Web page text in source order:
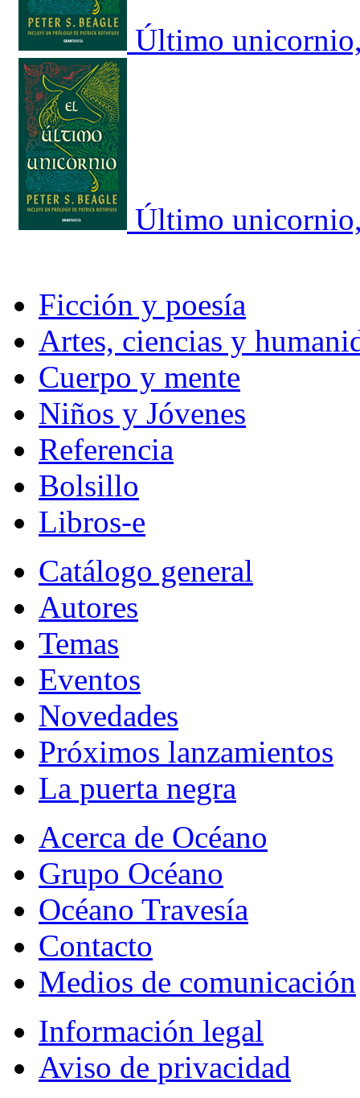
Último
Último
Ficción y poesía
Artes, ciencias y
Cuerpo y mente
Niños y Jóvenes
Referencia
Bolsillo
Libros-e
Catálogo general
Autores
Temas
Eventos
Novedades
Próximos lanzamientos
La puerta negra
Acerca de Océano
Grupo Océano
Océano Travesía
Contacto
Medios de comunicación
Información legal
Aviso de privacidad